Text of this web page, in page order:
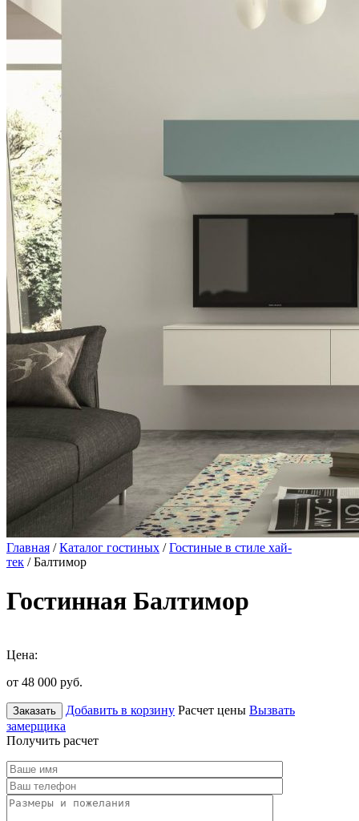
Главная /Каталог гостиных /Гостиные в стиле хай-
тек / Балтимор
Гостинная Балтимор
Цена:
от 48 000 руб.
Заказать Добавить в корзину Расчет цены Вызвать
замерщика
Получить расчет